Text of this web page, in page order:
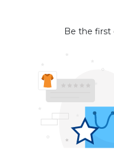
Be the first